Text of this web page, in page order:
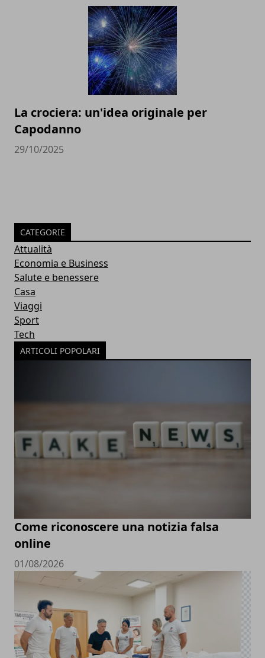
La crociera: un'idea originale per
Capodanno
29/10/2025
CATEGORIE
Attualità
Economia e Business
Salute e benessere
Casa
Viaggi
Sport
Tech
ARTICOLI POPOLARI
Come riconoscere una notizia falsa
online
01/08/2026